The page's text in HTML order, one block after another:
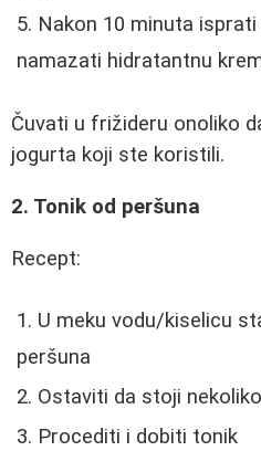
Nakon 10 minuta
namazati hidratantnu
Čuvati u frižideru onoliko
jogurta koji ste koristili.
2. Tonik od peršuna
Recept:
U meku vodu/kiselicu
peršuna
Ostaviti da stoji
Procediti i dobiti tonik